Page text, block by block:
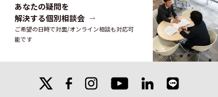
あなたの疑問を
解決する個別相談会
ご希望の日時で対面/オンライン相談も対応可
能です
facebookinstagram
youtube
linkedin line